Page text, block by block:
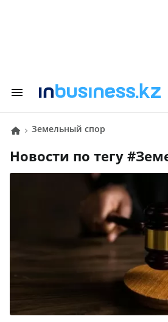
Земельный спор
Новости по тегу #